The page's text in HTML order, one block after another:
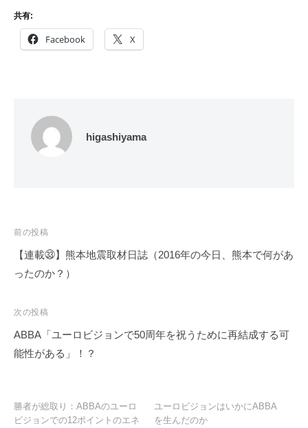
共有:
Facebook X
higashiyama
投
稿
ナ
ゲ
ー
シ
前の投稿
【連載㉝】熊本地震取材日誌（2016年の今日、熊本で何があ
ったのか？）
次の投稿
ABBA「ユーロビジョンで50周年を祝うために再結成する可
能性がある」！？
勝者が総取り：ABBAのユーロ
ビジョンでの12ポイントのエネ
ユーロビジョンはいかにABBA
を生んだのか